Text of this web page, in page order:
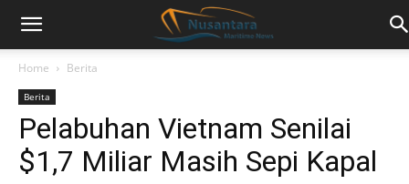
Home Berita
Berita
Pelabuhan Vietnam Senilai
$1,7 Miliar Masih Sepi Kapal